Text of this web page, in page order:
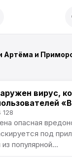
Артёма и
вирус,
опасная
под
популярной...